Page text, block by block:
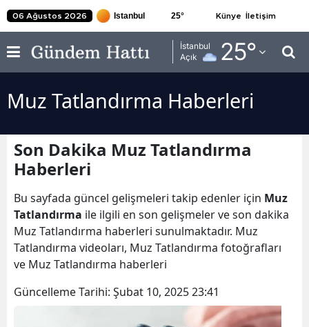
06 Ağustos 2026 25° Künye İletişim
İstanbul
Açık
25°
Adana
Adıyaman
Afyonkarahisar
Amasya
Antalya
Artvin
Balıkesir
Bilecik
Muz Tatlandırma Haberleri
Son Dakika Muz Tatlandırma
Haberleri
Bu sayfada güncel gelişmeleri takip edenler için Muz
Tatlandırma ile ilgili en son gelişmeler ve son dakika
Muz Tatlandırma haberleri sunulmaktadır. Muz
Tatlandırma videoları, Muz Tatlandırma fotoğrafları
ve Muz Tatlandırma haberleri
Güncelleme Tarihi: Şubat 10, 2025 23:41